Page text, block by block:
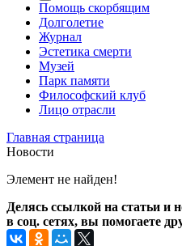
Помощь скорбящим
Долголетие
Журнал
Эстетика смерти
Музей
Парк памяти
Философский клуб
Лицо отрасли
Главная страница
Новости
Элемент не найден!
Делясь ссылкой на статьи и
в соц. сетях, вы помогаете